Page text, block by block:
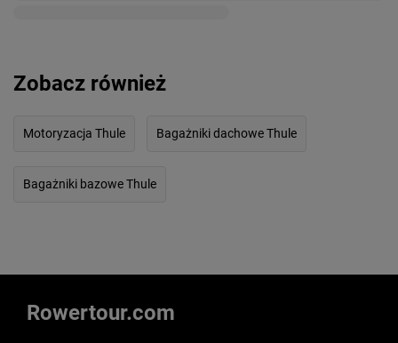
Zobacz również
Motoryzacja Thule Bagażniki dachowe Thule
Bagażniki bazowe Thule
Rowertour.com